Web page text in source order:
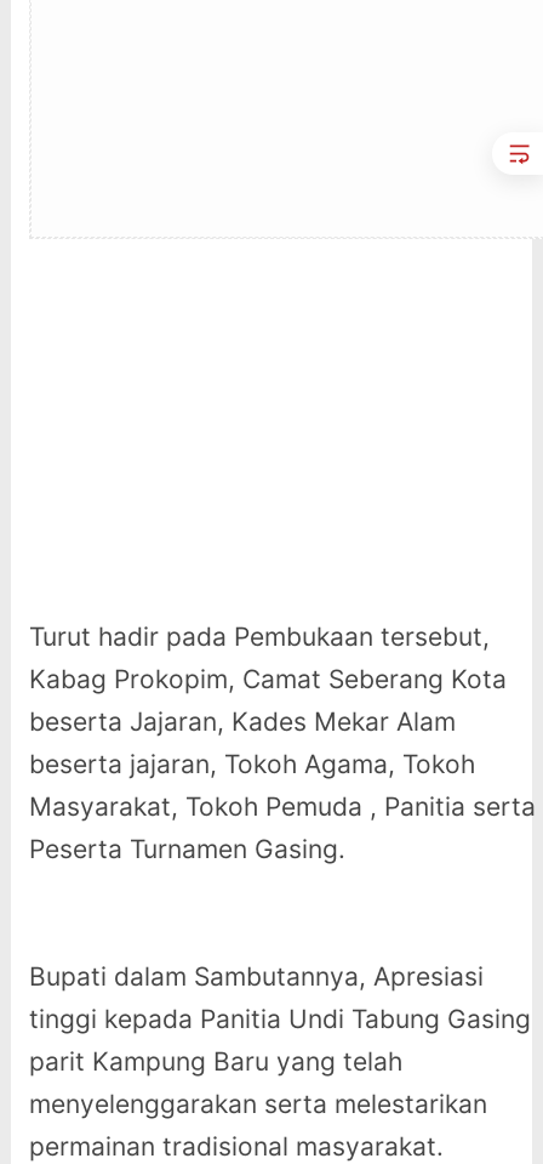
Turut hadir pada Pembukaan tersebut,
Kabag Prokopim, Camat Seberang Kota
beserta Jajaran, Kades Mekar Alam
beserta jajaran, Tokoh Agama, Tokoh
Masyarakat, Tokoh Pemuda , Panitia serta
Peserta Turnamen Gasing.
Bupati dalam Sambutannya, Apresiasi
tinggi kepada Panitia Undi Tabung Gasing
parit Kampung Baru yang telah
menyelenggarakan serta melestarikan
permainan tradisional masyarakat.